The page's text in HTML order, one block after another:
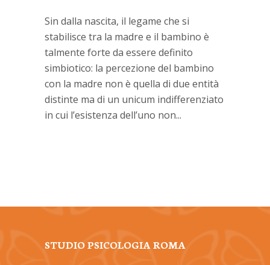
Sin dalla nascita, il legame che si
stabilisce tra la madre e il bambino è
talmente forte da essere definito
simbiotico: la percezione del bambino
con la madre non è quella di due entità
distinte ma di un unicum indifferenziato
in cui l’esistenza dell’uno non...
STUDIO PSICOLOGIA ROMA